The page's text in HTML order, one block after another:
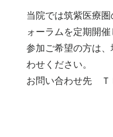
当院では筑紫医療
ォーラムを定期開催
参加ご希望の方は
わせください。
お問い合わせ先 Ｔ